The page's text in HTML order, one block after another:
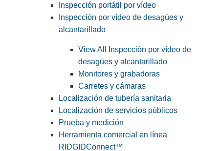
Inspección portátil por vídeo
Inspección por vídeo de desagües y
alcantarillado
View All Inspección por vídeo de
desagües y alcantarillado
Monitores y grabadoras
Carretes y cámaras
Localización de tubería sanitaria
Localización de servicios públicos
Prueba y medición
Herramienta comercial en línea
RIDGIDConnect™